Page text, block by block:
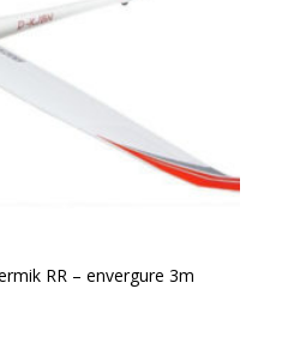
RR – envergure 3m